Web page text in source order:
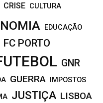
CRISE CULTURA
EDUCAÇÃO
FC PORTO
GNR
GUERRA IMPOSTOS
JUSTIÇA LISBOA